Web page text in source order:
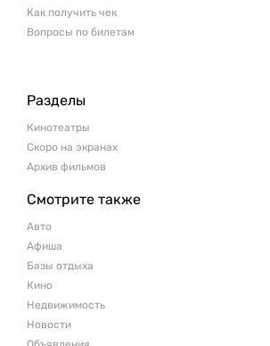
Как получить чек
Вопросы по билетам
Разделы
Кинотеатры
Скоро на экранах
Архив фильмов
Смотрите также
Авто
Афиша
Базы отдыха
Кино
Недвижимость
Новости